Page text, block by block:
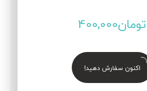
تومان400,000
اکنون سفارش دهید!